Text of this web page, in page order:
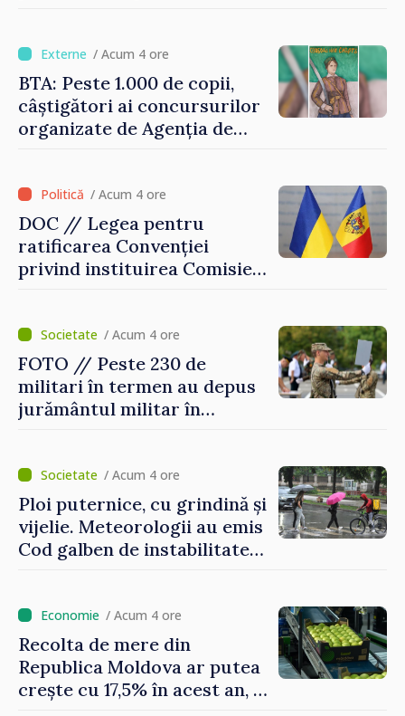
investițiile, taxăm viciile și
echilibrăm taxarea
consumului”
/ Acum 4 ore
BTA: Peste 1.000 de copii,
câștigători ai concursurilor
organizate de Agenția de
/ Acum 4 ore
DOC // Legea pentru
ratificarea Convenției
privind instituirea Comisiei
Monitorul Oficial
/ Acum 4 ore
FOTO // Peste 230 de
militari în termen au depus
jurământul militar în
/ Acum 4 ore
Ploi puternice, cu grindină și
vijelie. Meteorologii au emis
Cod galben de instabilitate
/ Acum 4 ore
Recolta de mere din
Republica Moldova ar putea
crește cu 17,5% în acest an, în